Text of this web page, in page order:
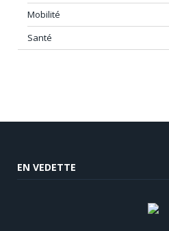
Mobilité
Santé
EN VEDETTE